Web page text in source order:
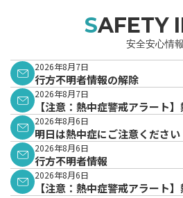
SAFETY
安全安心情報
2026年8月7日
行方不明者情報の解除
2026年8月7日
【注意：熱中症警戒アラート
表されています。
2026年8月6日
明日は熱中症にご注意ください
2026年8月6日
行方不明者情報
2026年8月6日
【注意：熱中症警戒アラート